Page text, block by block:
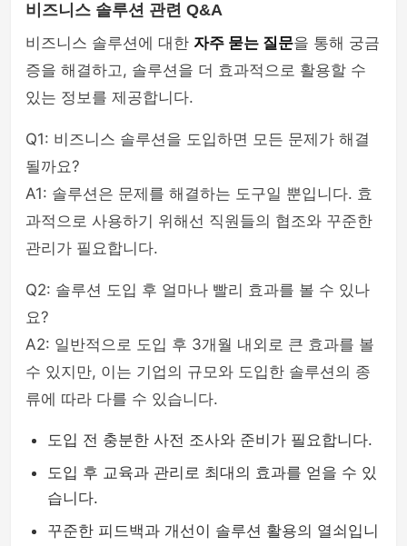
비즈니스 솔루션 관련 Q&A
비즈니스 솔루션에 대한 자주 묻는 질문을 통해 궁금
증을 해결하고, 솔루션을 더 효과적으로 활용할 수
있는 정보를 제공합니다.
Q1: 비즈니스 솔루션을 도입하면 모든 문제가 해결
될까요?
A1: 솔루션은 문제를 해결하는 도구일 뿐입니다. 효
과적으로 사용하기 위해선 직원들의 협조와 꾸준한
관리가 필요합니다.
Q2: 솔루션 도입 후 얼마나 빨리 효과를 볼 수 있나
요?
A2: 일반적으로 도입 후 3개월 내외로 큰 효과를 볼
수 있지만, 이는 기업의 규모와 도입한 솔루션의 종
류에 따라 다를 수 있습니다.
도입 전 충분한 사전 조사와 준비가 필요합니다.
도입 후 교육과 관리로 최대의 효과를 얻을 수 있
습니다.
꾸준한 피드백과 개선이 솔루션 활용의 열쇠입니